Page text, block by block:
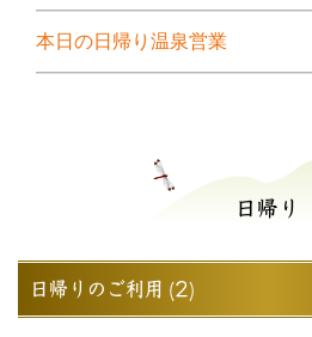
本日の日帰り温泉営業
日帰り
日帰りのご利用 (2)